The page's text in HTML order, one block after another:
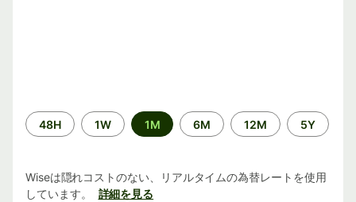
期
間
48H 1W 1M 6M 12M 5Y
Wiseは隠れコストのない、リアルタイムの為替レートを使用
しています。
詳細を見る